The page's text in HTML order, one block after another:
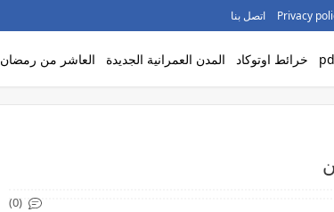
Privacy اتصل بنا
خرائط اوتوكاد المدن العمرانية الجديدة العاشر من رمضان
(0)